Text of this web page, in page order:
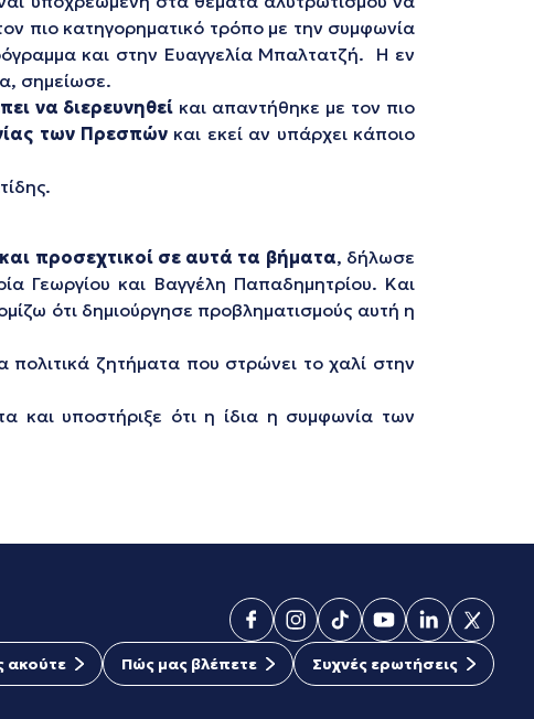
πιο κατηγορηματικό τρόπο με την συμφωνία
και στην Ευαγγελία Μπαλτατζή. Η εν
σημείωσε.
να διερευνηθεί και απαντήθηκε με τον πιο
των Πρεσπών και εκεί αν υπάρχει κάποιο
προσεχτικοί σε αυτά τα βήματα, δήλωσε
Γεωργίου και Βαγγέλη Παπαδημητρίου. Και
ότι δημιούργησε προβληματισμούς αυτή η
ζητήματα που στρώνει το χαλί στην
και υποστήριξε ότι η ίδια η συμφωνία των
ακούτε Πώς μας βλέπετε Συχνές ερωτήσεις